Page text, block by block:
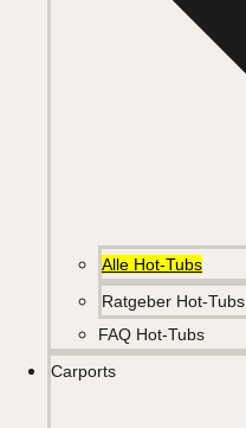
Alle Hot-Tubs
Ratgeber Hot-Tubs
FAQ Hot-Tubs
Carports